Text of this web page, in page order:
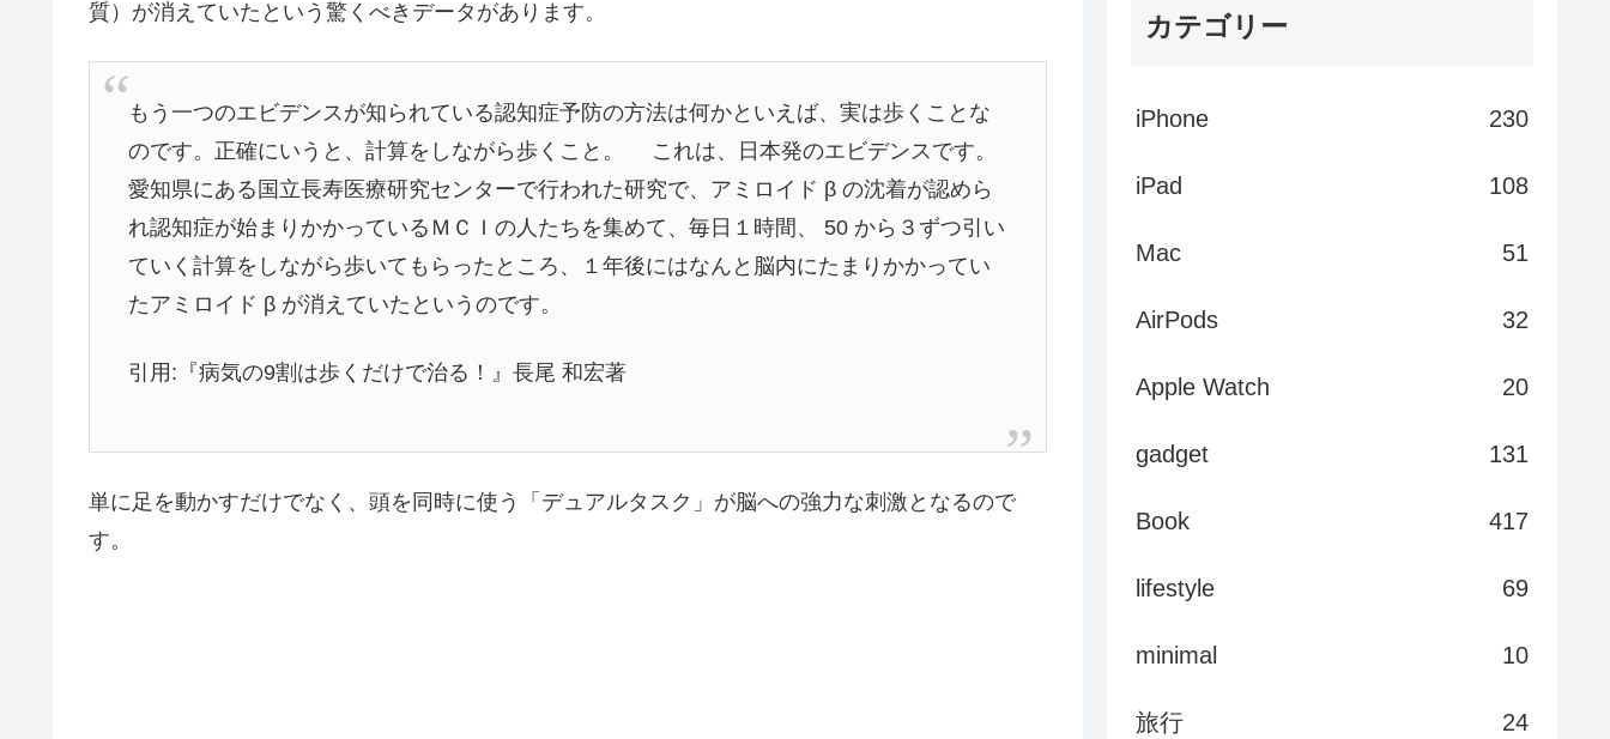
質）が消えていたという驚くべきデータがあります。
もう一つのエビデンスが知られている認知症予防の方法は何かといえば、実は歩くことな
のです。正確にいうと、計算をしながら歩くこと。 これは、日本発のエビデンスです。
愛知県にある国立長寿医療研究センターで行われた研究で、アミロイド β の沈着が認めら
れ認知症が始まりかかっているＭＣＩの人たちを集めて、毎日１時間、 50 から３ずつ引い
ていく計算をしながら歩いてもらったところ、１年後にはなんと脳内にたまりかかってい
たアミロイド β が消えていたというのです。
引用:『病気の9割は歩くだけで治る！』長尾 和宏著
単に足を動かすだけでなく、頭を同時に使う「デュアルタスク」が脳への強力な刺激となるので
す。
カテゴリー
iPhone 230
iPad 108
Mac 51
AirPods 32
Apple Watch 20
gadget 131
Book 417
lifestyle 69
minimal 10
旅行 24